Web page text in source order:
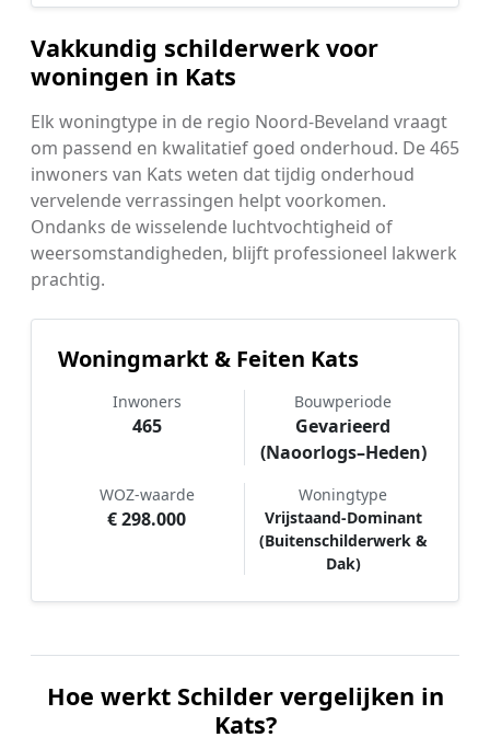
Vakkundig schilderwerk voor
woningen in Kats
Elk woningtype in de regio Noord-Beveland vraagt
om passend en kwalitatief goed onderhoud. De 465
inwoners van Kats weten dat tijdig onderhoud
vervelende verrassingen helpt voorkomen.
Ondanks de wisselende luchtvochtigheid of
weersomstandigheden, blijft professioneel lakwerk
prachtig.
Woningmarkt & Feiten Kats
Inwoners
465
Bouwperiode
Gevarieerd
(Naoorlogs–Heden)
WOZ-waarde
€ 298.000
Woningtype
Vrijstaand-Dominant
(Buitenschilderwerk &
Dak)
Hoe werkt Schilder vergelijken in
Kats?